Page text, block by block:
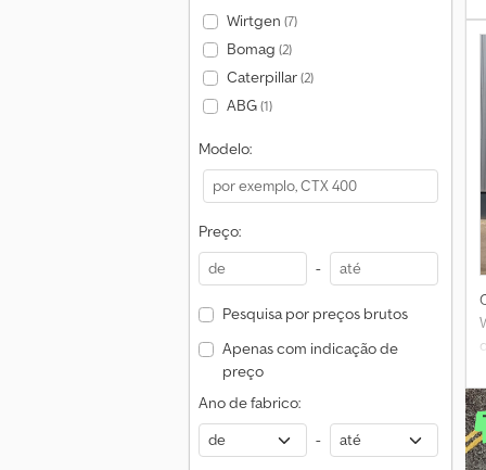
Wirtgen (7)
Bomag (2)
Caterpillar(2)
ABG(1)
Modelo:
Preço:
-
Pesquisa por preços brutos
Apenas com indicação de
preço
Ano de fabrico:
-